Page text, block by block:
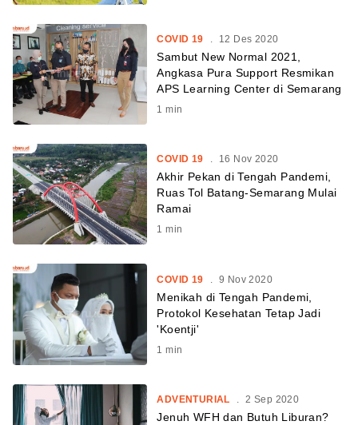
COVID 19 . 12 Des 2020
Sambut New Normal 2021,
Angkasa Pura Support Resmikan
APS Learning Center di Semarang
1 min
COVID 19 . 16 Nov 2020
Akhir Pekan di Tengah Pandemi,
Ruas Tol Batang-Semarang Mulai
Ramai
1 min
COVID 19 9 Nov 2020
Menikah di Tengah Pandemi,
Protokol Kesehatan Tetap Jadi
'Koentji'
1 min
ADVENTURIAL 2 Sep 2020
Jenuh WFH dan Butuh Liburan?